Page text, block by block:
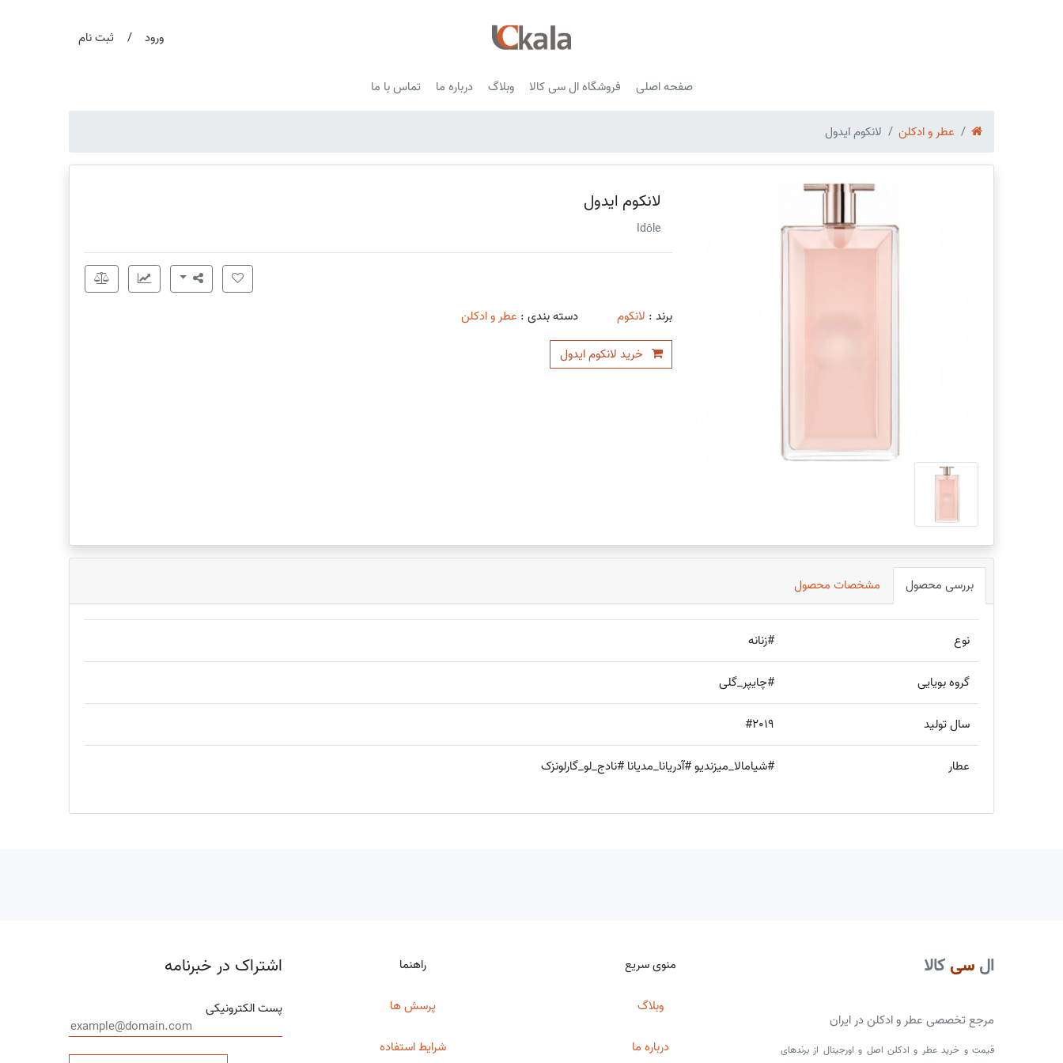
ورود / ثبت نام
صفحه اصلی فروشگاه ال سی کالا وبلاگ درباره ما تماس با ما
عطر و ادکلن لانکوم ایدول
لانکوم ایدول
Idôle
برند : لانکوم دسته بندی : عطر و ادکلن
خرید لانکوم ایدول
بررسی محصول مشخصات محصول
نوع #زنانه
گروه بویایی #چایپر_گلی
سال تولید #2019
عطار #شیامالا_میزندیو #آدریانا_مدیانا #نادج_لو_گارلونزک
ال سی کالا
مرجع تخصصی عطر و ادکلن در ایران
قیمت و خرید عطر و ادکلن اصل و اورجینال از برندهای
منوی سریع
وبلاگ
درباره ما
راهنما
پرسش ها
شرایط استفاده
اشتراک در خبرنامه
پست الکترونیکی